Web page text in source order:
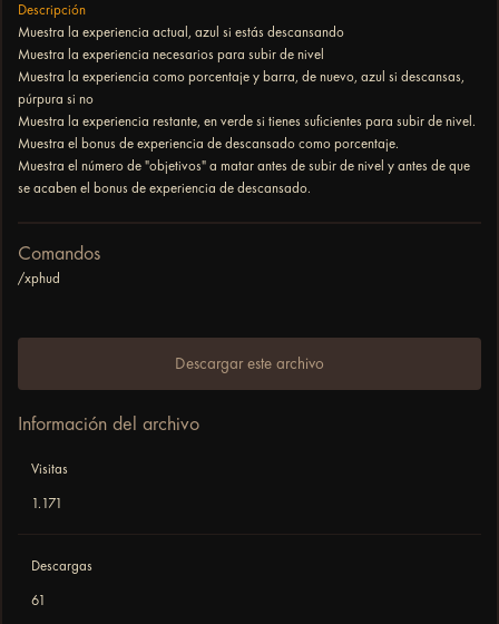
Descripción
Muestra la experiencia actual, azul si estás descansando
Muestra la experiencia necesarios para subir de nivel
Muestra la experiencia como porcentaje y barra, de nuevo, azul si descansas,
púrpura si no
Muestra la experiencia restante, en verde si tienes suficientes para subir de nivel.
Muestra el bonus de experiencia de descansado como porcentaje.
Muestra el número de "objetivos" a matar antes de subir de nivel y antes de que
se acaben el bonus de experiencia de descansado.
Comandos
/xphud
Descargar este archivo
Información del archivo
Visitas
1.171
Descargas
61